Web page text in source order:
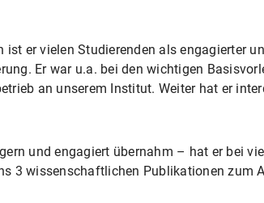
er vielen Studierenden als engagierter
Er war u.a. bei den wichtigen
an unserem Institut. Weiter hat er
und engagiert übernahm – hat er bei
3 wissenschaftlichen Publikationen zum